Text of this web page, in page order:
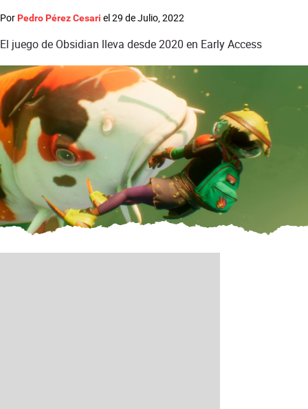
Por Pedro Pérez Cesari el29 de Julio, 2022
El juego de Obsidian lleva desde 2020 en Early Access